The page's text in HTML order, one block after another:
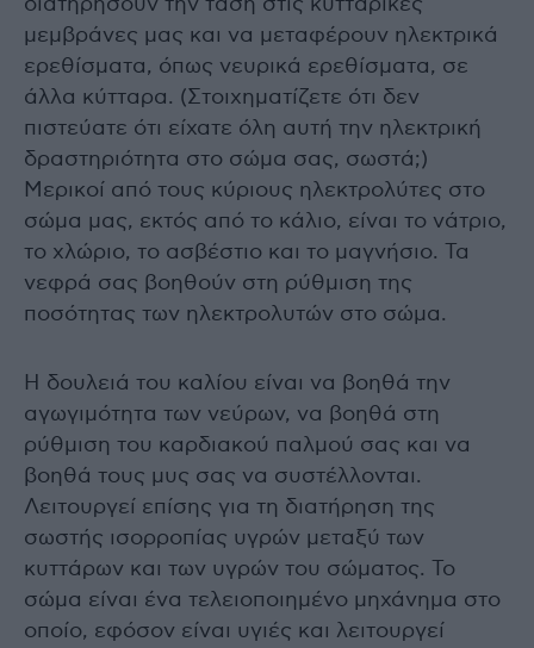
μεμβράνες μας και να μεταφέρουν ηλεκτρικά
ερεθίσματα, όπως νευρικά ερεθίσματα, σε
άλλα κύτταρα. (Στοιχηματίζετε ότι δεν
πιστεύατε ότι είχατε όλη αυτή την ηλεκτρική
δραστηριότητα στο σώμα σας, σωστά;)
Μερικοί από τους κύριους ηλεκτρολύτες στο
σώμα μας, εκτός από το κάλιο, είναι το νάτριο,
το χλώριο, το ασβέστιο και το μαγνήσιο. Τα
νεφρά σας βοηθούν στη ρύθμιση της
ποσότητας των ηλεκτρολυτών στο σώμα.
Η δουλειά του καλίου είναι να βοηθά την
αγωγιμότητα των νεύρων, να βοηθά στη
ρύθμιση του καρδιακού παλμού σας και να
βοηθά τους μυς σας να συστέλλονται.
Λειτουργεί επίσης για τη διατήρηση της
σωστής ισορροπίας υγρών μεταξύ των
κυττάρων και των υγρών του σώματος. Το
σώμα είναι ένα τελειοποιημένο μηχάνημα στο
οποίο, εφόσον είναι υγιές και λειτουργεί